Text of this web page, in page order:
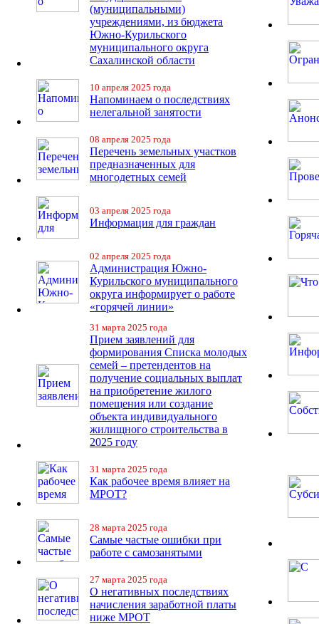
(муниципальными)
учреждениями, из бюджета
Южно-Курильского
муниципального округа
Сахалинской области
10 апреля 2025 года
Напоминаем о последствиях
нелегальной занятости
08 апреля 2025 года
Перечень земельных участков
предназначенных для
многодетных семей
03 апреля 2025 года
Информация для граждан
02 апреля 2025 года
Администрация Южно-
Курильского муниципального
округа информирует о работе
«горячей линии»
31 марта 2025 года
Прием заявлений для
формирования Списка молодых
семей – претендентов на
получение социальных выплат
на приобретение жилого
помещения или создание
объекта индивидуального
жилищного строительства в
2025 году
31 марта 2025 года
Как рабочее время влияет на
МРОТ?
28 марта 2025 года
Самые частые ошибки при
работе с самозанятыми
27 марта 2025 года
О негативных последствиях
начисления заработной платы
ниже МРОТ